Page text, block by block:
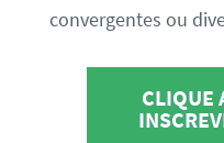
convergentes ou
CLIQUE